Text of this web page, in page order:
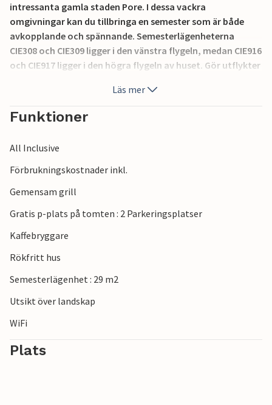
intressanta gamla staden Pore. I dessa vackra
omgivningar kan du tillbringa en semester som är både
avkopplande och spännande. Semesterlägenheterna
CIE308 och CIE309 ligger i den vänstra flygeln, medan CIE916
och CIE917 ligger i den högra flygeln av huset. Gör utflykter
Nature Park eller den romantiska gamla stadskärnan i
Rovinj.
Läs mer
Funktioner
All Inclusive
Förbrukningskostnader inkl.
Gemensam grill
Gratis p-plats på tomten : 2 Parkeringsplatser
Kaffebryggare
Rökfritt hus
Semesterlägenhet : 29 m2
Utsikt över landskap
WiFi
Plats